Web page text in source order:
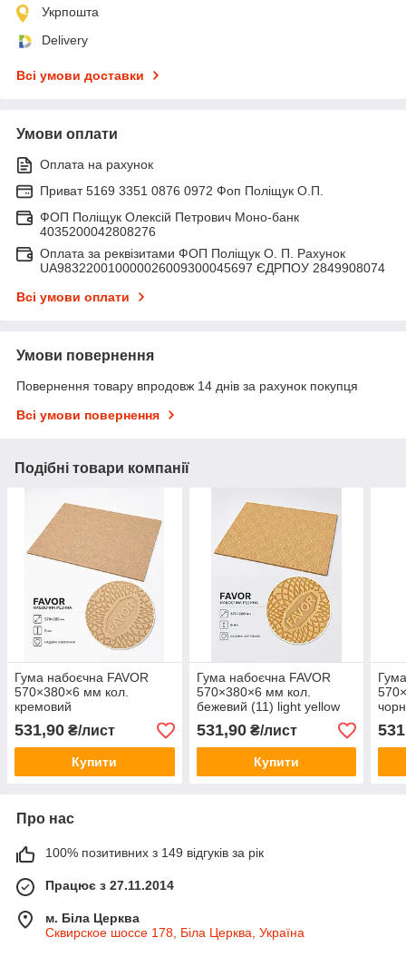
Укрпошта
Delivery
Всі умови доставки
Умови оплати
Оплата на рахунок
Приват 5169 3351 0876 0972 Фоп Поліщук О.П.
ФОП Поліщук Олексій Петрович Моно-банк
4035200042808276
Оплата за реквізитами ФОП Поліщук О. П. Рахунок
UA983220010000026009300045697 ЄДРПОУ 2849908074
Всі умови оплати
Умови повернення
Повернення товару впродовж 14 днів за рахунок покупця
Всі умови повернення
Подібні товари компанії
Гума набоєчна FAVOR
570×380×6 мм кол.
кремовий
531,90 ₴/лист
Купити
Гума набоєчна FAVOR
570×380×6 мм кол.
бежевий (11) light yellow
531,90₴/лист
Купити
Про нас
100% позитивних з 149 відгуків за рік
Працює з 27.11.2014
м. Біла Церква
Сквирское шоссе 178, Біла Церква, Україна